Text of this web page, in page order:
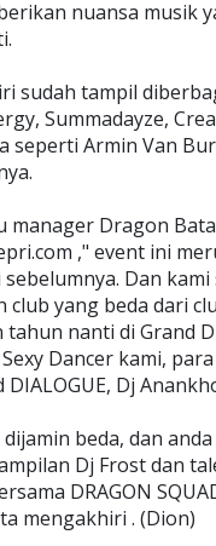
nuansa musik
sudah tampil
Summadayze,
seperti Armin Van
manager Dragon
," event ini
Dan
club yang beda dari
nanti di Grand
Dancer kami,
DIALOGUE, Dj
beda, dan
Dj Frost dan
DRAGON
mengakhiri . (Dion)